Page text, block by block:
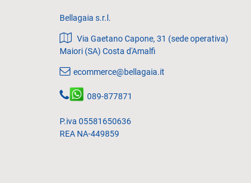
Bellagaia s.r.l.
Via Gaetano Capone, 31 (sede operativa)
Maiori (SA) Costa d'Amalfi
ecommerce@bellagaia.it
089-877871
P.iva 05581650636
REA NA-449859